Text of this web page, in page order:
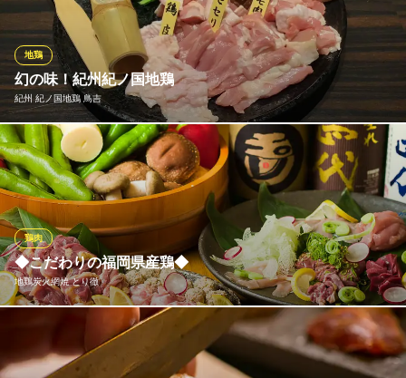
焼鳥屋 鳥貴族 三宮生田新道店
焼鳥
阪急神戸線神戸三宮駅西口 徒歩4分
兵庫県神戸市中央区下山手通2-1-14 4F
幻の味！紀州紀ノ国地鶏
紀州 紀ノ国地鶏 鳥吉
地鶏
独自のブランド鶏「紀州紀ノ国地鶏」を贅沢に使用！ 豊かな自然
の中で育まれた地鶏は、プリッとした心地よい弾力と、噛むほど
に溢れる濃厚な旨味が自慢です。 当店でしか味わえない、極上の
鶏料理をぜひご堪能ください。
紀州 紀ノ国地鶏 鳥吉
紀州紀ノ国地鶏 個室
神戸市営地下鉄西神・山手線三宮駅 徒歩3分
兵庫県神戸市中央区加納町4-9-14 TAKAIビル(旧岩崎ビル)2F
◆こだわりの福岡県産鶏◆
地鶏炭火網焼 とり徹
鶏肉
福岡県の大自然で育った幻の鶏。新鮮な空気と水、栄養豊富なえ
さ、何よりストレスのかからない環境で育てられた鶏はまさに絶
品！！普通の鶏の約３倍の飼育期間で育てられた地鶏はうまみ、